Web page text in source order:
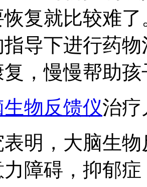
复就比较难
导下进行药
，慢慢帮助
物反馈仪治疗
，大脑生物
障碍，抑郁